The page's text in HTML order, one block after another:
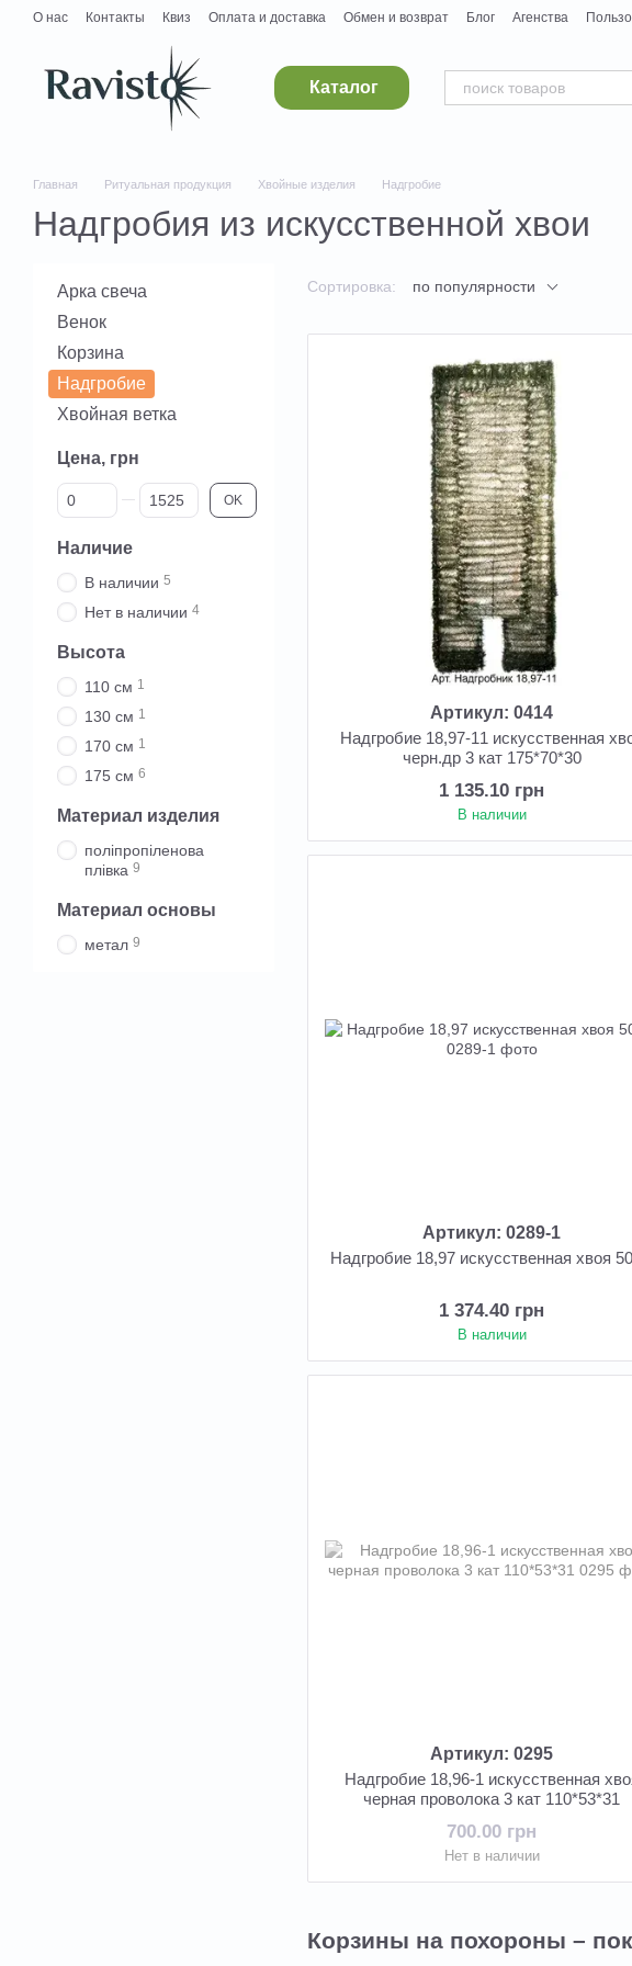
Перейти к основному контенту
О нас Контакты Квиз Оплата и доставка Обмен и возврат Блог Агенства
Каталог
Главная Ритуальная продукция Хвойные изделия Надгробие
Надгробия из искусственной хвои
Сортировка: по популярности
Корзины на похороны –
Артикул: 0414
Надгробие 18,97-11 искусственная
черн.др 3 кат 175*70*30
1 135.10 грн
В наличии
Артикул: 0289-1
Надгробие 18,97 искусственная хвоя
1 374.40 грн
В наличии
Артикул: 0295
Надгробие 18,96-1 искусственная
черная проволока 3 кат 110*53*31
700.00 грн
Нет в наличии
Арка свеча
Венок
Корзина
Надгробие
Хвойная ветка
Цена, грн
От Цена, грн
До Цена, грн OK
Наличие
В наличии 5
Нет в наличии 4
Высота
110 см 1
130 см 1
170 см 1
175 см 6
Материал изделия
поліпропіленова
плівка 9
Материал основы
метал 9